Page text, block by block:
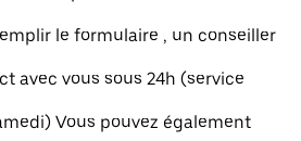
le formulaire , un conseiller
avec vous sous 24h (service
Vous pouvez également